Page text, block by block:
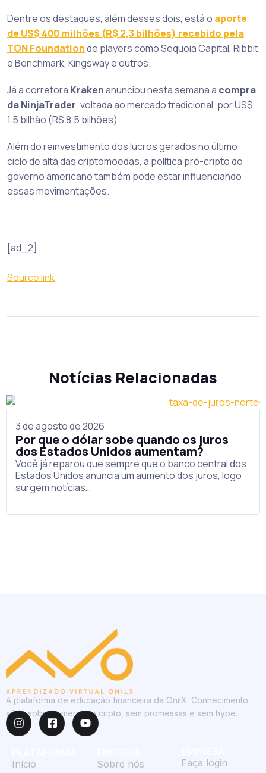
Dentre os destaques, além desses dois, está o aporte
de US$ 400 milhões (R$ 2,3 bilhões) recebido pela
TON Foundationde players como Sequoia Capital, Ribbit
e Benchmark, Kingsway e outros.
Já a corretora Krakenanunciou nesta semana a compra
da NinjaTrader, voltada ao mercado tradicional, por US$
1,5 bilhão (R$ 8,5 bilhões).
Além do reinvestimento dos lucros gerados no último
ciclo de alta das criptomoedas, a política pró-cripto do
governo americano também pode estar influenciando
essas movimentações.
[ad_2]
Source link
Notícias Relacionadas
3 de agosto de 2026
Por que o dólar sobe quando os juros
dos Estados Unidos aumentam?
Você já reparou que sempre que o banco central dos
Estados Unidos anuncia um aumento dos juros, logo
surgem notícias…
A plataforma de educação financeira da OnilX. Conhecimento
sério sobre o mercado cripto, sem promessas e sem hype.
Início Sobre nós Faça login